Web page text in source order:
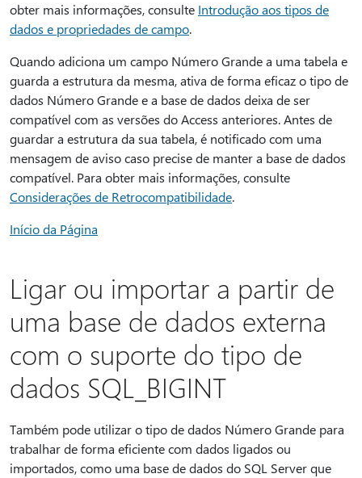
obter mais informações, consulte Introdução aos tipos de
dados e propriedades de campo.
Quando adiciona um campo Número Grande a uma tabela e
guarda a estrutura da mesma, ativa de forma eficaz o tipo de
dados Número Grande e a base de dados deixa de ser
compatível com as versões do Access anteriores. Antes de
guardar a estrutura da sua tabela, é notificado com uma
mensagem de aviso caso precise de manter a base de dados
compatível. Para obter mais informações, consulte
Considerações de Retrocompatibilidade.
Início da Página
Ligar ou importar a partir de
uma base de dados externa
com o suporte do tipo de
dados SQL_BIGINT
Também pode utilizar o tipo de dados Número Grande para
trabalhar de forma eficiente com dados ligados ou
importados, como uma base de dados do SQL Server que